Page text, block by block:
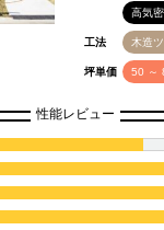
高気
工法 木造
坪単価 50 ～
性能レビュー